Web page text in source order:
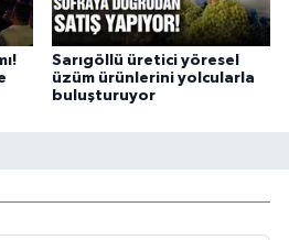
Sarıgöllü üretici yöresel
üzüm ürünlerini yolcularla
buluşturuyor